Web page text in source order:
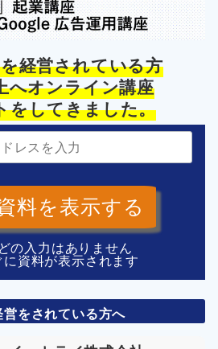
経営されている方
へオンライン講座
をしてきました。
料を表示する
の入力はありません
に資料が表示されます
営をされている方へ